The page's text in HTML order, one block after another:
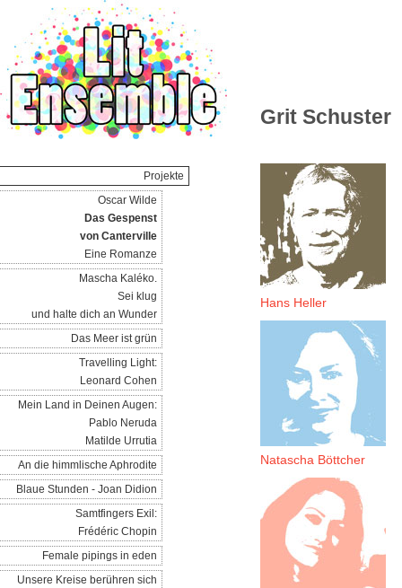
Projekte
Oscar Wilde
Das Gespenst
von Canterville
Eine Romanze
Mascha Kaléko.
Sei klug
und halte dich an Wunder
Das Meer ist grün
Travelling Light:
Leonard Cohen
Mein Land in Deinen Augen:
Pablo Neruda
Matilde Urrutia
An die himmlische Aphrodite
Blaue Stunden - Joan Didion
Samtfingers Exil:
Frédéric Chopin
Female pipings in eden
Unsere Kreise berühren sich
Grit Schuster
Hans Heller
Natascha Böttcher